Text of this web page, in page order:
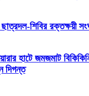
ছাত্রদল-শিবির রক্তক্ষয়ী
হাটে জমজমাট
দিগন্ত